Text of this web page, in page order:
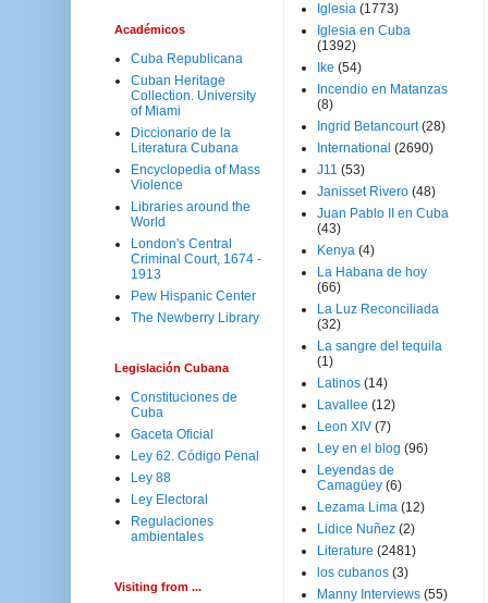
Académicos
Cuba Republicana
Cuban Heritage
Collection. University
of Miami
Diccionario de la
Literatura Cubana
Encyclopedia of Mass
Violence
Libraries around the
World
London's Central
Criminal Court, 1674 -
1913
Pew Hispanic Center
The Newberry Library
Legislación Cubana
Constituciones de
Cuba
Gaceta Oficial
Ley 62. Código Penal
Ley 88
Ley Electoral
Regulaciones
ambientales
Visiting from ...
Iglesia (1773)
Iglesia en Cuba
(1392)
Ike (54)
Incendio en Matanzas
(8)
Ingrid Betancourt (28)
International (2690)
J11 (53)
Janisset Rivero (48)
Juan Pablo II en Cuba
(43)
Kenya (4)
La Habana de hoy
(66)
La Luz Reconciliada
(32)
La sangre del tequila
(1)
Latinos (14)
Lavallee (12)
Leon XIV (7)
Ley en el blog (96)
Leyendas de
Camagüey (6)
Lezama Lima (12)
Lidice Nuñez (2)
Literature (2481)
los cubanos (3)
Manny Interviews (55)